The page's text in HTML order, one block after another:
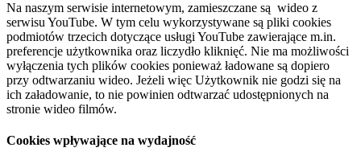
Na naszym serwisie internetowym, zamieszczane są wideo z
serwisu YouTube. W tym celu wykorzystywane są pliki cookies
podmiotów trzecich dotyczące usługi YouTube zawierające m.in.
preferencje użytkownika oraz liczydło kliknięć. Nie ma możliwości
wyłączenia tych plików cookies ponieważ ładowane są dopiero
przy odtwarzaniu wideo. Jeżeli więc Użytkownik nie godzi się na
ich załadowanie, to nie powinien odtwarzać udostępnionych na
stronie wideo filmów.
Cookies wpływające na wydajność